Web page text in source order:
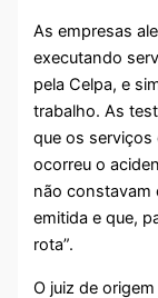
As empresas
executando
pela Celpa, e
trabalho. As
que os serviços
ocorreu o
não constavam
emitida e que,
rota”.
O juiz de